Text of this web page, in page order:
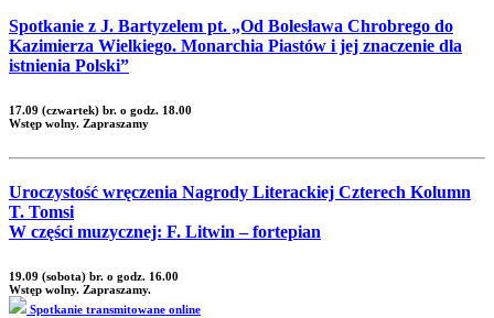
Spotkanie z J. Bartyzelem pt. „Od Bolesława Chrobrego do
Kazimierza Wielkiego. Monarchia Piastów i jej znaczenie dla
istnienia Polski”
17.09 (czwartek) br. o godz. 18.00
Wstęp wolny. Zapraszamy
Uroczystość wręczenia Nagrody Literackiej Czterech Kolumn
T. Tomsi
W części muzycznej: F. Litwin – fortepian
19.09 (sobota) br. o godz. 16.00
Wstęp wolny. Zapraszamy.
Spotkanie transmitowane online